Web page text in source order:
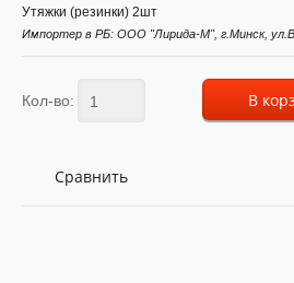
Утяжки (резинки) 2шт
Импортер в РБ: ООО "Лирида-М", г.Минск,
Кол-во: В
Сравнить